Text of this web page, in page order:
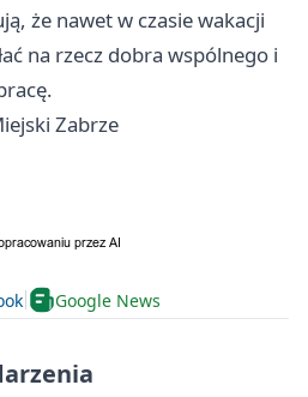
że nawet w czasie wakacji
na rzecz dobra wspólnego i
Zabrze
Google News